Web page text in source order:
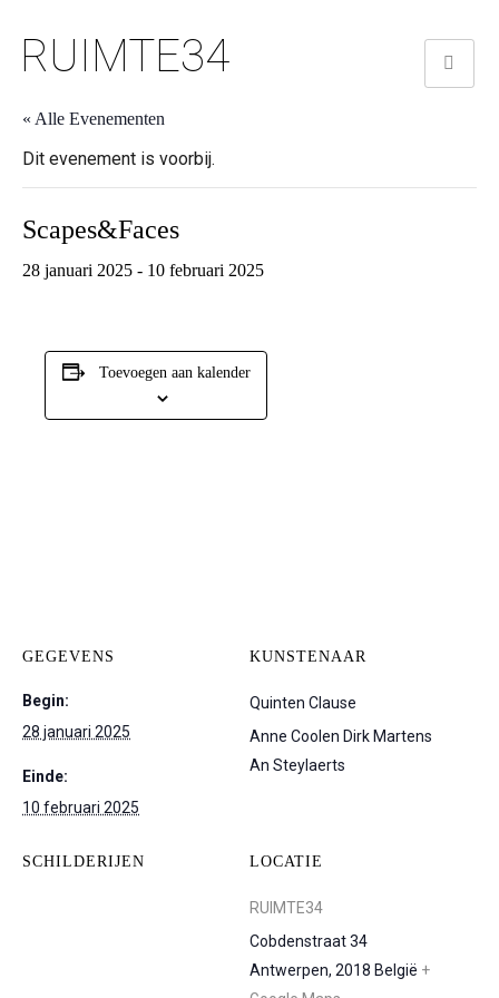
RUIMTE34
« Alle Evenementen
Dit evenement is voorbij.
Scapes&Faces
28 januari 2025 - 10 februari 2025
Toevoegen aan kalender
GEGEVENS
Begin:
28 januari 2025
Einde:
10 februari 2025
LOCATIE
RUIMTE34
Cobdenstraat 34
Antwerpen, 2018 België +
KUNSTENAAR
Quinten Clause
Anne Coolen Dirk Martens
An Steylaerts
SCHILDERIJEN